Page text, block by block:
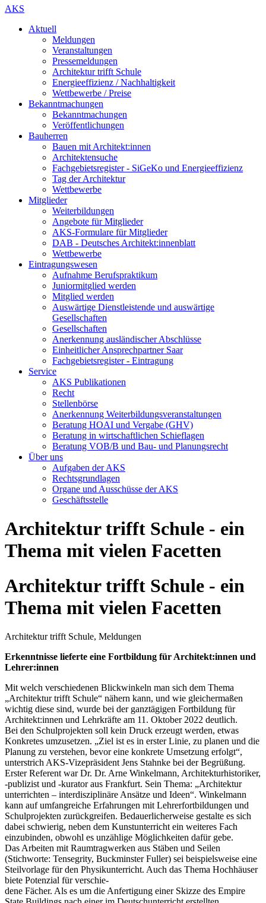
AKS
Aktuell
Meldungen
Veranstaltungen
Pressemeldungen
Architektur trifft Schule
Energieeffizienz / Nachhaltigkeit
Wettbewerbe / Preise
Bekanntmachungen
Bekanntmachungen
Veröffentlichungen
Bauherren
Bauen mit Architekt:innen
Architektensuche
Fachgebietsregister - SiGeKo und Energieeffizienz
Tag der Architektur
Wettbewerbe
Mitglieder
Weiterbildungen
Angebote für Mitglieder
AKS-Formulare für Mitglieder
DAB - Deutsches Architekt:innenblatt
Wettbewerbe
Eintragungswesen
Aufnahme Berufspraktikum
Juniormitglied werden
Mitglied werden
Auswärtige Dienstleistende und auswärtige
Gesellschaften
Gesellschaften
Anerkennung ausländischer Abschlüsse
Einheitlicher Ansprechpartner Saar
Fachgebietsregister - Eintragung
Service
AKS Publikationen
Recht
Stellenbörse
Anerkennung Weiterbildungsveranstaltungen
Beratung HOAI und Vergabe (GHV)
Beratung in wirtschaftlichen Schieflagen
Beratung VOB/B und Bau- und Planungsrecht
Über uns
Aufgaben der AKS
Rechtsgrundlagen
Organe und Ausschüsse der AKS
Geschäftsstelle
Architektur trifft Schule - ein
Thema mit vielen Facetten
Architektur trifft Schule - ein
Thema mit vielen Facetten
Architektur trifft Schule, Meldungen
Erkenntnisse lieferte eine Fortbildung für Architekt:innen und
Lehrer:innen
Mit welch verschiedenen Blickwinkeln man sich dem Thema
„Architektur trifft Schule“ nähern kann, und wie gleichermaßen
wichtig diese sind, wurde bei der ganztägigen Fortbildung für
Architekt:innen und Lehrkräfte am 11. Oktober 2022 deutlich.
Bei den Schulprojekten soll kein Druck erzeugt werden, etwas
Konkretes umzusetzen. „Ziel ist es in erster Linie, zu planen und die
Planung zu verstehen, bevor eine konkrete Umsetzung erfolgt“,
unterstrich AKS-Vizepräsident Jens Stahnke bei der Begrüßung.
Erster Referent war Dr. Dr. Arne Winkelmann, Architekturhistoriker,
-publizist und -kurator aus Frankfurt. Sein Thema: „Architektur
unterrichten – interdisziplinäre Ansätze und Ideen“. Winkelmann
kann auf umfangreiche Erfahrungen mit Lehrerfortbildungen und
Schulprojekten zurückgreifen. Bedauerlicherweise gestalte es sich
dabei schwierig, neben dem Kunstunterricht ein weiteres Fach
einzubinden, obwohl es unzählige Möglichkeiten dafür gebe.
Das Arbeiten mit Raumtragwerken aus Stäben und Seilen
(Stichworte: Tensegrity, Buckminster Fuller) sei beispielsweise eine
Steilvorlage für den Physikunterricht. Auch das Thema Hochhäuser
biete Potenzial für verschie-
dene Fächer. Als es um die Anfertigung einer Skizze des Empire